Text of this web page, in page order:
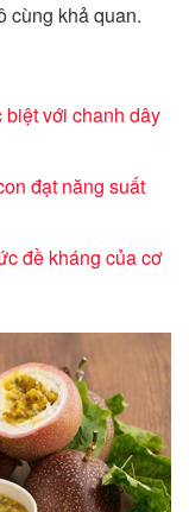
cùng khả quan.
với chanh dây
đạt năng suất
đề kháng của cơ